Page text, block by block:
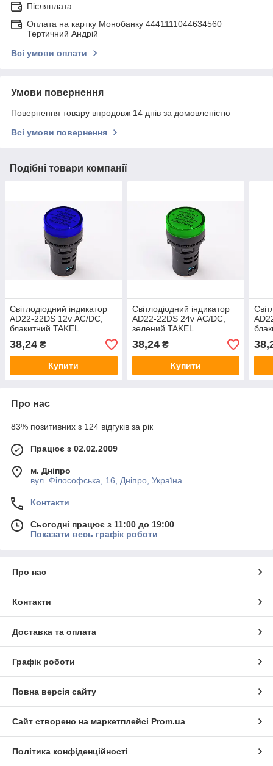
Післяплата
Оплата на картку Монобанку 4441111044634560
Тертичний Андрій
Всі умови оплати
Умови повернення
Повернення товару впродовж 14 днів за домовленістю
Всі умови повернення
Подібні товари компанії
Світлодіодний індикатор
AD22-22DS 12v АC/DC,
блакитний TAKEL
38,24 ₴
Купити
Світлодіодний індикатор
AD22-22DS 24v АC/DC,
зелений TAKEL
38,24₴
Купити
Про нас
83% позитивних з 124 відгуків за рік
Працює з 02.02.2009
м. Дніпро
вул. Філософська, 16, Дніпро, Україна
Контакти
Сьогодні працює з 11:00 до 19:00
Показати весь графік роботи
Про нас
Контакти
Доставка та оплата
Графік роботи
Повна версія сайту
Сайт створено на маркетплейсі Prom.ua
Політика конфіденційності